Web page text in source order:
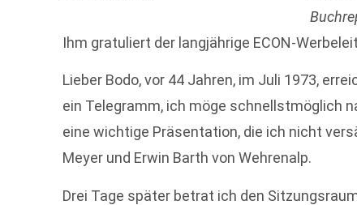
Ihm gratuliert der langjährige ECON-
Lieber Bodo, vor 44 Jahren, im Juli 1973,
ein Telegramm, ich möge schnellstmöglich
eine wichtige Präsentation, die ich nicht
Meyer und Erwin Barth von Wehrenalp.
Drei Tage später betrat ich den